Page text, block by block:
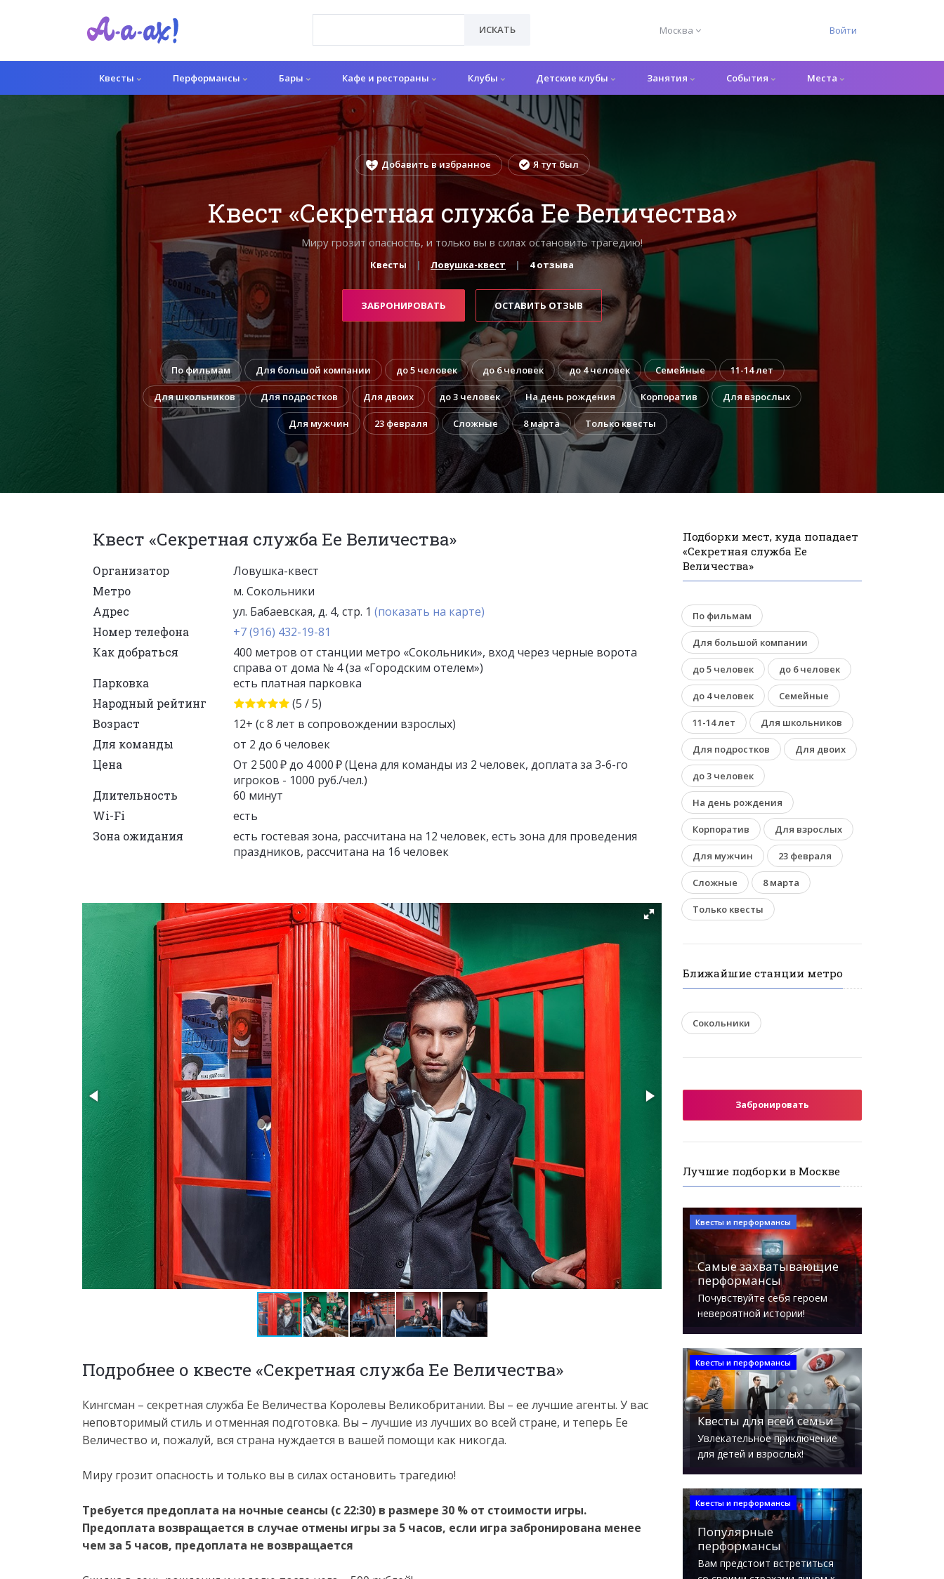
ИСКАТЬ Москва Войти
Квесты Перформансы Бары Кафе и рестораны Клубы Детские клубы Занятия События Места
Добавить в избранное Я тут был
Квест «Секретная служба Ее Величества»
Миру грозит опасность, и только вы в силах остановить трагедию!
Квесты Ловушка-квест 4 отзыва
ЗАБРОНИРОВАТЬ ОСТАВИТЬ ОТЗЫВ
По фильмам Для большой компании до 5 человек до 6 человек до 4 человек Семейные 11-14 лет
Для школьников Для подростков Для двоих до 3 человек На день рождения Корпоратив Для взрослых
Для мужчин 23 февраля Сложные 8 марта Только квесты
Квест «Секретная служба Ее Величества»
Организатор Ловушка-квест
Метро м. Сокольники
Адрес ул. Бабаевская, д. 4, стр. 1 (показать на карте)
Номер телефона +7 (916) 432-19-81
Как добраться
400 метров от станции метро «Сокольники», вход через черные ворота
справа от дома № 4 (за «Городским отелем»)
Парковка есть платная парковка
Народный рейтинг (5 / 5)
Возраст 12+ (c 8 лет в сопровождении взрослых)
Для команды от 2 до 6 человек
Цена
От 2 500 ₽ до 4 000 ₽ (Цена для команды из 2 человек, доплата за 3-6-го
игроков - 1000 руб./чел.)
Длительность 60 минут
Wi-Fi есть
Зона ожидания
есть гостевая зона, рассчитана на 12 человек, есть зона для проведения
праздников, рассчитана на 16 человек
Подробнее о квесте «Секретная служба Ее Величества»
Кингсман – секретная служба Ее Величества Королевы Великобритании. Вы – ее лучшие агенты. У вас
неповторимый стиль и отменная подготовка. Вы – лучшие из лучших во всей стране, и теперь Ее
Величество и, пожалуй, вся страна нуждается в вашей помощи как никогда.
Миру грозит опасность и только вы в силах остановить трагедию!
Требуется предоплата на ночные сеансы (с 22:30) в размере 30 % от стоимости игры.
Предоплата возвращается в случае отмены игры за 5 часов, если игра забронирована менее
чем за 5 часов, предоплата не возвращается
Подборки мест, куда попадает
«Секретная служба Ее
Величества»
По фильмам
Для большой компании
до 5 человек до 6 человек
до 4 человек Семейные
11-14 лет Для школьников
Для подростков Для двоих
до 3 человек
На день рождения
Корпоратив Для взрослых
Для мужчин 23 февраля
Сложные 8 марта
Только квесты
Ближайшие станции метро
Сокольники
Забронировать
Лучшие подборки в Москве
Квесты и перформансы
Самые захватывающие
перформансы
Почувствуйте себя героем
невероятной истории!
Квесты и перформансы
Квесты для всей семьи
Увлекательное приключение
для детей и взрослых!
Квесты и перформансы
Популярные
перформансы
Вам предстоит встретиться